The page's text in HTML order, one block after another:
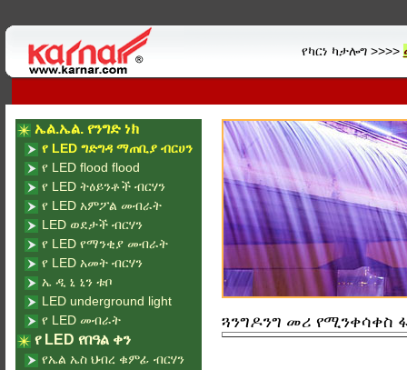
የካርነ ካታሎግ >>>>
ጓንግዶንግ መሪ የሚንቀሳቀስ
ኤል.ኤል. የንግድ ነክ
የ LED ግድግዳ ማጠቢያ ብርሀን
የ LED flood flood
የ LED ትዕይንቶች ብርሃን
የ LED አምፖል መብራት
LED ወደታች ብርሃን
የ LED የማንቂያ መብራት
የ LED አመት ብርሃን
ኤ ዲ ኒ ኒን ቱቦ
LED underground light
የ LED መብራት
የ LED የበዓል ቀን
የኤል ኤስ ህብረ ቁምፊ ብርሃን